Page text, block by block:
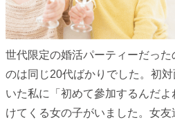
世代限定の婚活パーティーだっ
のは同じ20代ばかりでした。初
いた私に「初めて參加するんだ
けてくる女の子がいました。女